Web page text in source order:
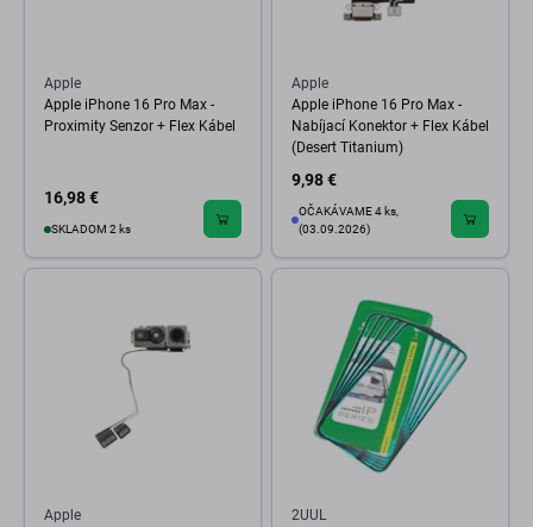
Apple
Apple iPhone 16 Pro Max -
Proximity Senzor + Flex Kábel
16,98 €
SKLADOM 2 ks
Apple
Apple iPhone 16 Pro Max -
Nabíjací Konektor + Flex Kábel
(Desert Titanium)
9,98 €
OČAKÁVAME 4 ks,
(03.09.2026)
Apple
2UUL